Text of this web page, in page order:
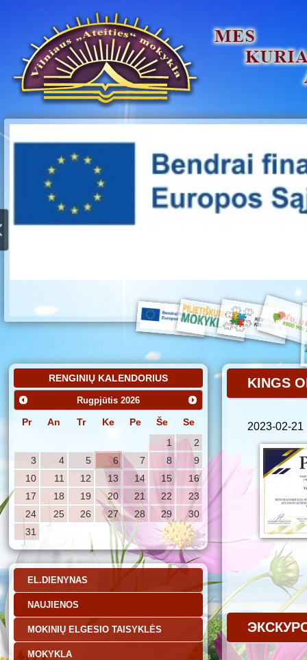
RENGINIŲ KALENDORIUS
Rugpjūtis 2026
Pr An Tr Ke Pe Še
Se
1
2
3
4 5 6 7 8
9
10
11 12 13 14 15
16
17
18 19 20 21 22
23
24
25 26 27 28 29
30
31
EL.DIENYNAS
NAUJIENOS
MOKINIŲ ELGESIO TAISYKLĖS
MOKYKLA
KINGS
2023-02-21